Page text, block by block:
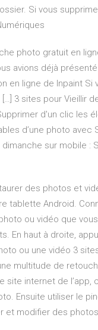
Si vous
photo gratuit en
avions déjà
en ligne de Inpaint
[…] 3 sites pour Vieillir
d'un clic les
d’une photo avec
sur mobile :
des photos et
tablette Android.
ou vidéo que
En haut à droite,
ou une vidéo 3
multitude de
site internet de l’app,
Ensuite utiliser le
et modifier des